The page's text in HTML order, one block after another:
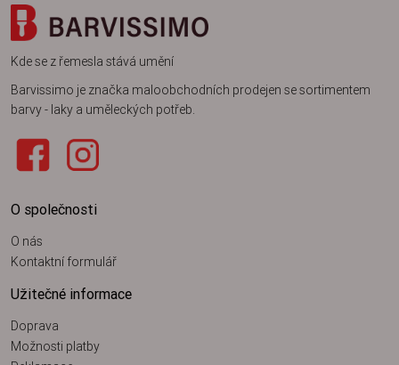
Kde se z řemesla stává umění
Barvissimo je značka maloobchodních prodejen se sortimentem
barvy - laky a uměleckých potřeb.
O společnosti
O nás
Kontaktní formulář
Užitečné informace
Doprava
Možnosti platby